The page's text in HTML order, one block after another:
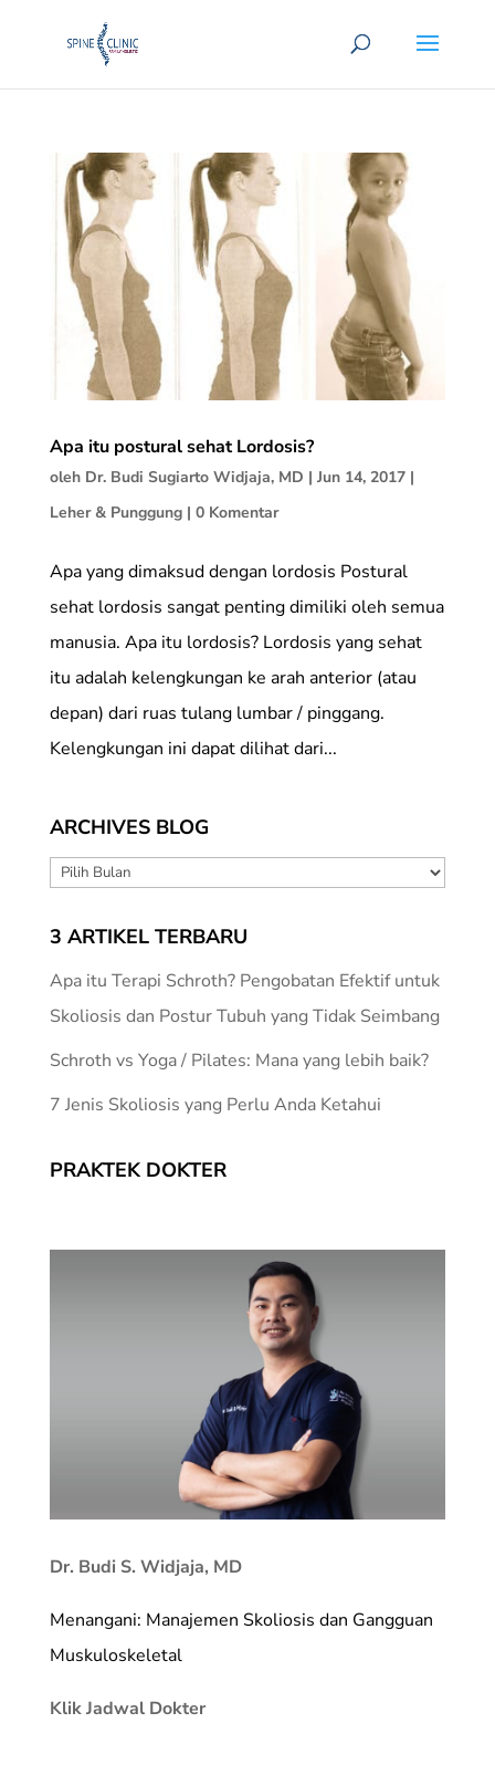
Apa itu postural sehat Lordosis?
oleh Dr. Budi Sugiarto Widjaja, MD | Jun 14, 2017|
Leher & Punggung| 0 Komentar
Apa yang dimaksud dengan lordosis Postural
sehat lordosis sangat penting dimiliki oleh semua
manusia. Apa itu lordosis? Lordosis yang sehat
itu adalah kelengkungan ke arah anterior (atau
depan) dari ruas tulang lumbar / pinggang.
Kelengkungan ini dapat dilihat dari...
ARCHIVES BLOG
ARCHIVES
3 ARTIKEL TERBARU
Apa itu Terapi Schroth? Pengobatan Efektif untuk
Skoliosis dan Postur Tubuh yang Tidak Seimbang
Schroth vs Yoga / Pilates: Mana yang lebih baik?
7 Jenis Skoliosis yang Perlu Anda Ketahui
PRAKTEK DOKTER
Dr. Budi S. Widjaja, MD
Menangani: Manajemen Skoliosis dan Gangguan
Muskuloskeletal
Klik Jadwal Dokter